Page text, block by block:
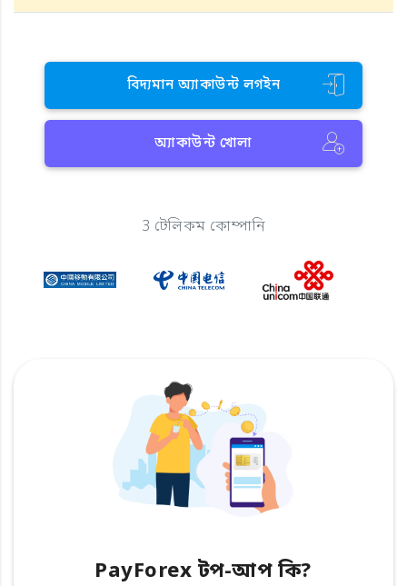
বিদ্যমান অ্যাকাউন্ট লগইন
অ্যাকাউন্ট খোলা
3 টেলিকম কোম্পানি
PayForex টপ-আপ কি?